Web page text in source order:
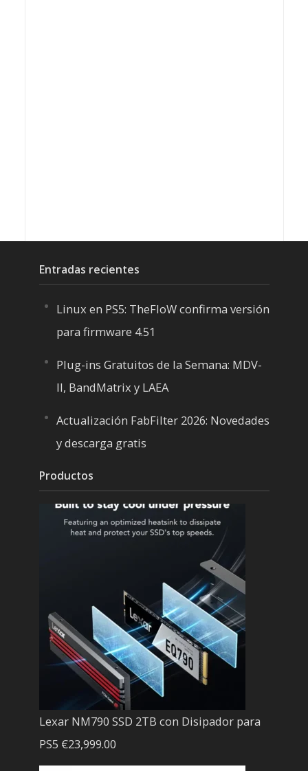
Entradas recientes
Linux en PS5: TheFloW confirma versión
para firmware 4.51
Plug-ins Gratuitos de la Semana: MDV-
II, BandMatrix y LAEA
Actualización FabFilter 2026: Novedades
y descarga gratis
Productos
Lexar NM790 SSD 2TB con Disipador para
PS5 €23,999.00